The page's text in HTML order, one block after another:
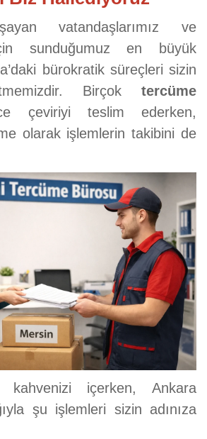
vatandaşlarımız ve
sunduğumuz en büyük
bürokratik süreçleri sizin
Birçok tercüme
çeviriyi teslim ederken,
olarak işlemlerin takibini de
kahvenizi içerken, Ankara
şu işlemleri sizin adınıza